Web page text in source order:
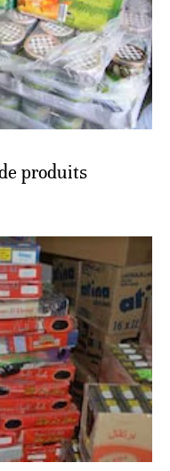
produits